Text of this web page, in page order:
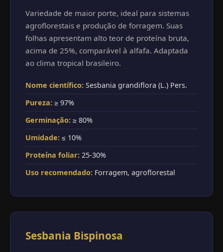
Variedade de maior porte, ideal para sistemas
agroflorestais e produção de forragem. Suas
folhas apresentam alto teor de proteína bruta,
acima de 25%, comparável à alfafa. Adaptada
ao clima tropical brasileiro.
Nome científico: Sesbania grandiflora (L.) Pers.
Pureza: ≥ 97%
Germinação: ≥ 80%
Umidade: ≤ 10%
Proteína foliar: 25-30%
Uso recomendado: Forragem, agroflorestal
Sesbania Bispinosa